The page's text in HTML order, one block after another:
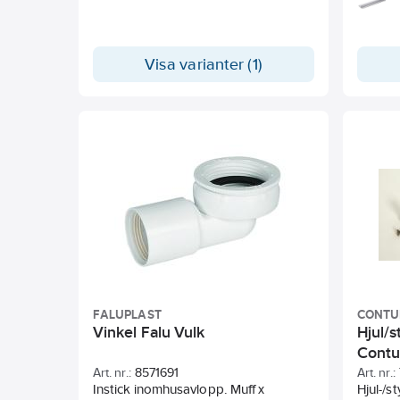
Visa varianter (1)
FALUPLAST
Vinkel Falu Vulk
Art. nr.: 8571691
Instick inomhusavlopp. Muff x
Hjul/
Art. nr.:
Hjul-/